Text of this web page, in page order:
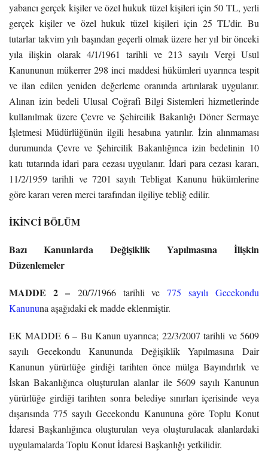
yabancı gerçek kişiler ve özel hukuk tüzel kişileri için 50 TL, yerli
gerçek kişiler ve özel hukuk tüzel kişileri için 25 TL’dir. Bu
tutarlar takvim yılı başından geçerli olmak üzere her yıl bir önceki
yıla ilişkin olarak 4/1/1961 tarihli ve 213 sayılı Vergi Usul
Kanununun mükerrer 298 inci maddesi hükümleri uyarınca tespit
ve ilan edilen yeniden değerleme oranında artırılarak uygulanır.
Alınan izin bedeli Ulusal Coğrafi Bilgi Sistemleri hizmetlerinde
kullanılmak üzere Çevre ve Şehircilik Bakanlığı Döner Sermaye
İşletmesi Müdürlüğünün ilgili hesabına yatırılır. İzin alınmaması
durumunda Çevre ve Şehircilik Bakanlığınca izin bedelinin 10
katı tutarında idari para cezası uygulanır. İdari para cezası kararı,
11/2/1959 tarihli ve 7201 sayılı Tebligat Kanunu hükümlerine
göre kararı veren merci tarafından ilgiliye tebliğ edilir.
İKİNCİ BÖLÜM
Bazı Kanunlarda Değişiklik Yapılmasına İlişkin
Düzenlemeler
MADDE 2 –20/7/1966 tarihli ve775 sayılı Gecekondu
Kanununa aşağıdaki ek madde eklenmiştir.
EK MADDE 6 – Bu Kanun uyarınca; 22/3/2007 tarihli ve 5609
sayılı Gecekondu Kanununda Değişiklik Yapılmasına Dair
Kanunun yürürlüğe girdiği tarihten önce mülga Bayındırlık ve
İskan Bakanlığınca oluşturulan alanlar ile 5609 sayılı Kanunun
yürürlüğe girdiği tarihten sonra belediye sınırları içerisinde veya
dışarısında 775 sayılı Gecekondu Kanununa göre Toplu Konut
İdaresi Başkanlığınca oluşturulan veya oluşturulacak alanlardaki
uygulamalarda Toplu Konut İdaresi Başkanlığı yetkilidir.